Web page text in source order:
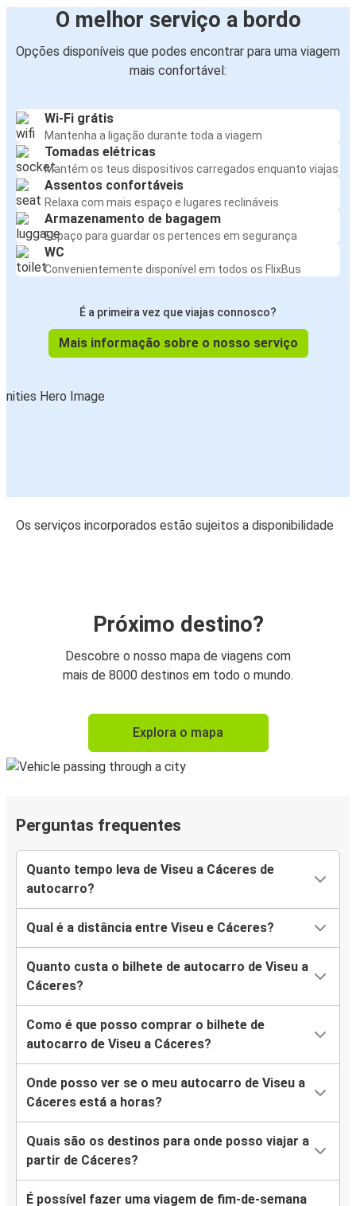
O melhor serviço a bordo
Opções disponíveis que podes encontrar para uma viagem
mais confortável:
Wi-Fi grátis
Mantenha a ligação durante toda a viagem
Tomadas elétricas
Mantém os teus dispositivos carregados enquanto viajas
Assentos confortáveis
Relaxa com mais espaço e lugares reclináveis
Armazenamento de bagagem
Espaço para guardar os pertences em segurança
WC
Convenientemente disponível em todos os FlixBus
É a primeira vez que viajas connosco?
Mais informação sobre o nosso serviço
Os serviços incorporados estão sujeitos a disponibilidade
Próximo destino?
Descobre o nosso mapa de viagens com
mais de 8000 destinos em todo o mundo.
Explora o mapa
Perguntas frequentes
Quanto tempo leva de Viseu a Cáceres de
autocarro?
Qual é a distância entre Viseu e Cáceres?
Quanto custa o bilhete de autocarro de Viseu a
Cáceres?
Como é que posso comprar o bilhete de
autocarro de Viseu a Cáceres?
Onde posso ver se o meu autocarro de Viseu a
Cáceres está a horas?
Quais são os destinos para onde posso viajar a
partir de Cáceres?
É possível fazer uma viagem de fim-de-semana